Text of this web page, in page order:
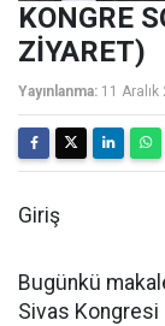
KONGRE
ZİYARET)
Yayınlanma: 11
Giriş
Bugünkü
Sivas Kongresi